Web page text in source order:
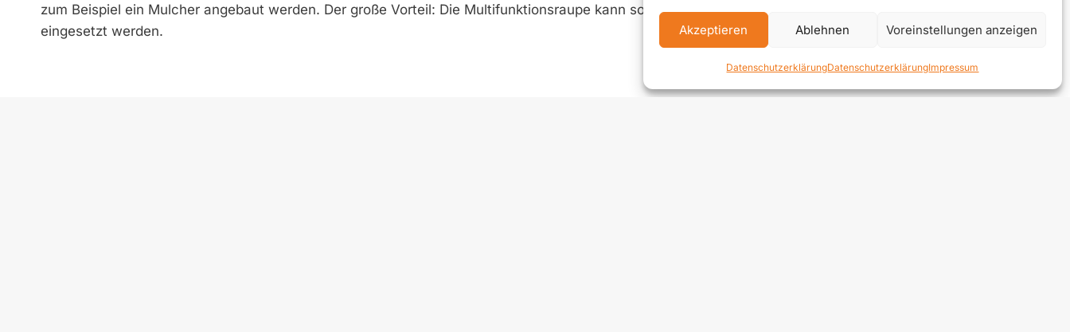
Akzeptieren Ablehnen Voreinstellungen anzeigen
DatenschutzerklärungDatenschutzerklärungImpressum
zum Beispiel ein Mulcher angebaut werden. Der große Vorteil: Die Multifunktionsraupe kann somit ganzjährig
eingesetzt werden.